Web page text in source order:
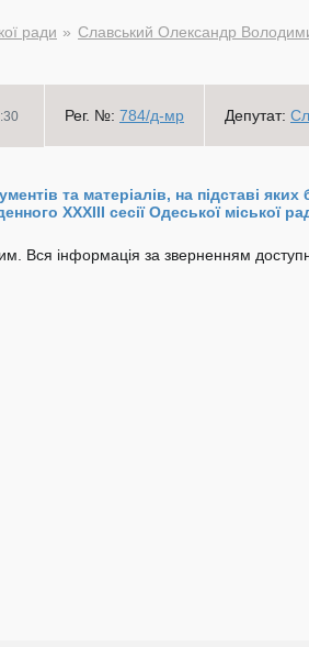
ради Славський Олександр
Рег. №: 784/д-мр Депутат:
та матеріалів, на підставі
XХXIII сесії Одеської міської
Вся інформація за зверненням